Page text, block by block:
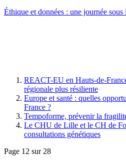
Éthique et données : une journée
REACT-EU en Hauts-de-
régionale plus résiliente
Europe et santé : quelles
France ?
Tempoforme, prévenir la
Le CHU de Lille et le CH de
consultations génétiques
Page 12 sur 28